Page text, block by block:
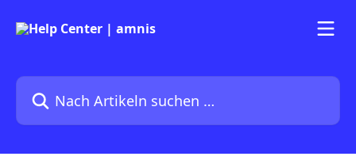
Nach Artikeln suchen …